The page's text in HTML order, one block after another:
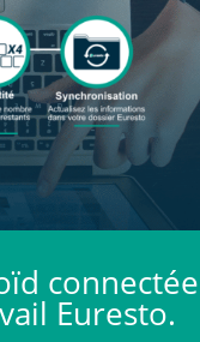
connectée
Euresto.